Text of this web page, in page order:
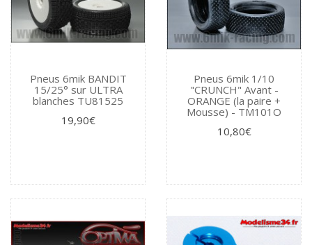
Pneus 6mik BANDIT
15/25° sur ULTRA
blanches TU81525
19,90€
Pneus 6mik 1/10
"CRUNCH" Avant -
ORANGE (la paire +
Mousse) - TM101O
10,80€